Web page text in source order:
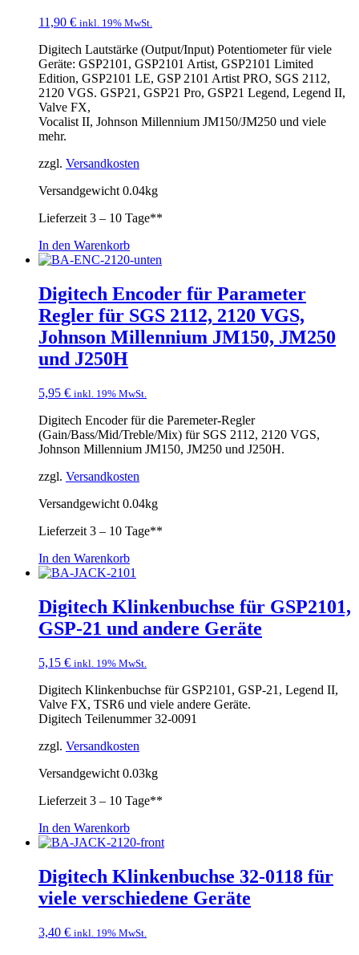
11,90 € inkl. 19% MwSt.
Digitech Lautstärke (Output/Input) Potentiometer für viele
Geräte: GSP2101, GSP2101 Artist, GSP2101 Limited
Edition, GSP2101 LE, GSP 2101 Artist PRO, SGS 2112,
2120 VGS. GSP21, GSP21 Pro, GSP21 Legend, Legend II,
Valve FX,
Vocalist II, Johnson Millennium JM150/JM250 und viele
mehr.
zzgl. Versandkosten
Versandgewicht 0.04kg
Lieferzeit 3 – 10 Tage**
In den Warenkorb
Digitech Encoder für Parameter
Regler für SGS 2112, 2120 VGS,
Johnson Millennium JM150, JM250
und J250H
5,95 € inkl. 19% MwSt.
Digitech Encoder für die Paremeter-Regler
(Gain/Bass/Mid/Treble/Mix) für SGS 2112, 2120 VGS,
Johnson Millennium JM150, JM250 und J250H.
zzgl. Versandkosten
Versandgewicht 0.04kg
Lieferzeit 3 – 10 Tage**
In den Warenkorb
Digitech Klinkenbuchse für GSP2101,
GSP-21 und andere Geräte
5,15 € inkl. 19% MwSt.
Digitech Klinkenbuchse für GSP2101, GSP-21, Legend II,
Valve FX, TSR6 und viele andere Geräte.
Digitech Teilenummer 32-0091
zzgl. Versandkosten
Versandgewicht 0.03kg
Lieferzeit 3 – 10 Tage**
In den Warenkorb
Digitech Klinkenbuchse 32-0118 für
viele verschiedene Geräte
3,40 € inkl. 19% MwSt.